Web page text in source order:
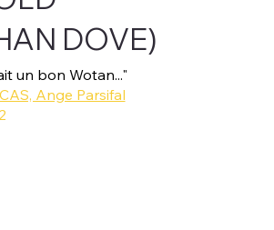
DOVE)
un bon Wotan..."
Ange Parsifal